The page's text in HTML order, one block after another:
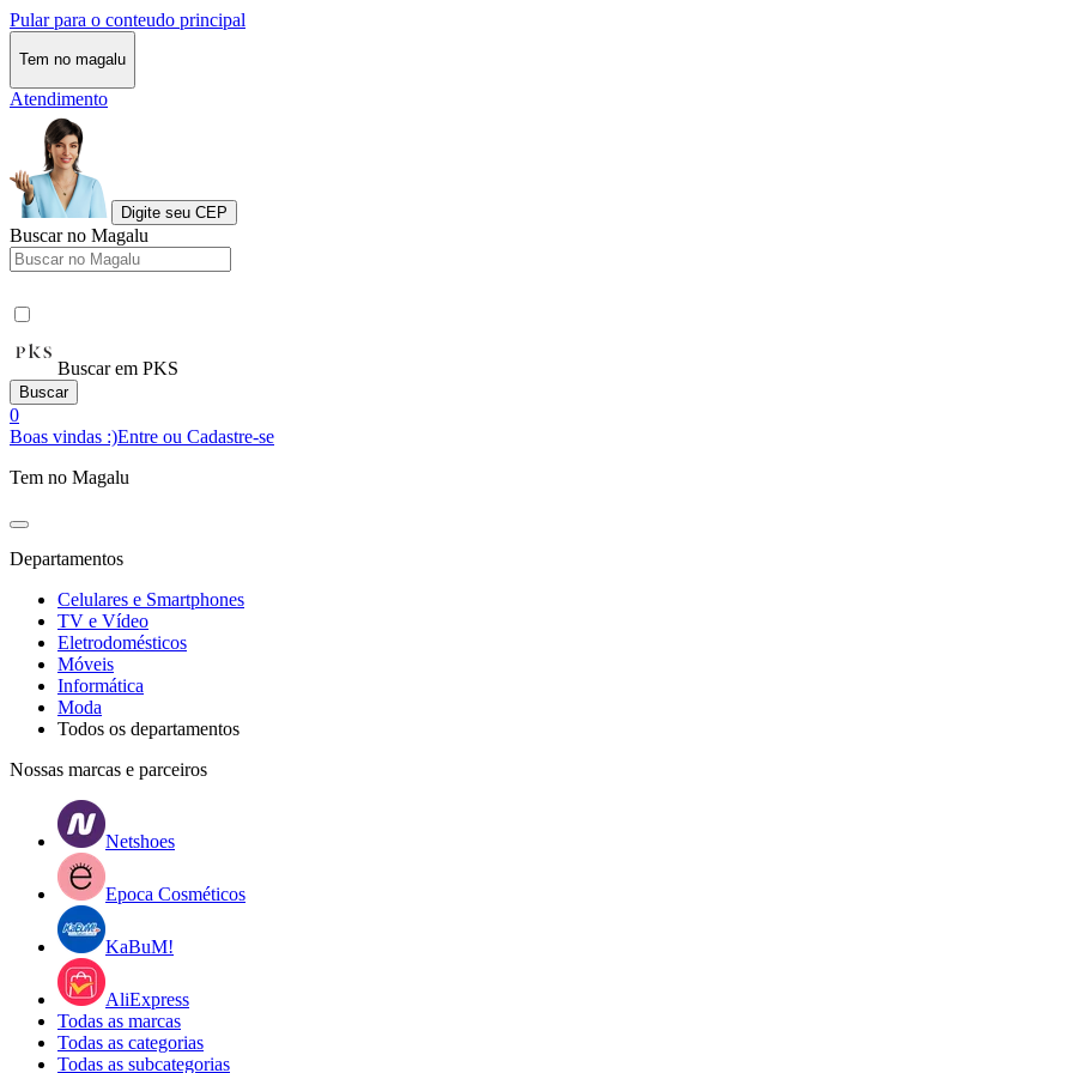
Pular para o conteudo principal
Tem no magalu
Atendimento
Digite seu CEP
Buscar no Magalu
Buscar em PKS
Buscar
0
Boas vindas :)Entre ou Cadastre-se
Tem no Magalu
Departamentos
Celulares e Smartphones
TV e Vídeo
Eletrodomésticos
Móveis
Informática
Moda
Todos os departamentos
Nossas marcas e parceiros
Netshoes
Epoca Cosméticos
KaBuM!
AliExpress
Todas as marcas
Todas as categorias
Todas as subcategorias